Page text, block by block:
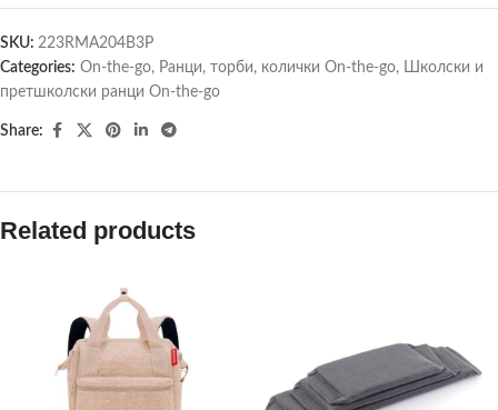
SKU: 223RMA204B3P
Categories: On-the-go, Ранци, торби, колички On-the-go, Школски и
претшколски ранци On-the-go
Share:
Related products